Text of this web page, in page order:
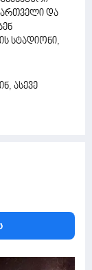
და
სტადიონი,
ასევე